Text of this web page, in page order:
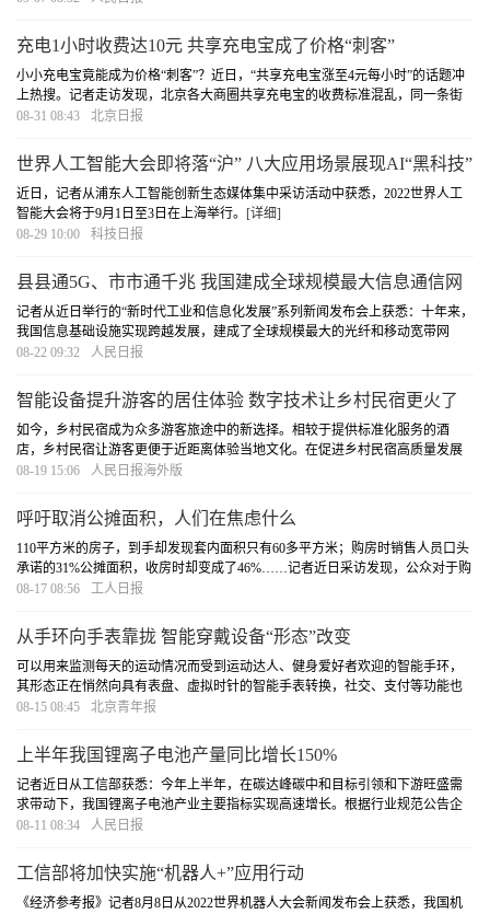
充电1小时收费达10元 共享充电宝成了价格“刺客”
小小充电宝竟能成为价格“刺客”？近日，“共享充电宝涨至4元每小时”的话题冲
上热搜。记者走访发现，北京各大商圈共享充电宝的收费标准混乱，同一条街
同一品牌，收费价格也不相同。共享充电宝越来越贵，但充电宝企业的日子并
08-31 08:43 北京日报
世界人工智能大会即将落“沪” 八大应用场景展现AI“黑科技”
近日，记者从浦东人工智能创新生态媒体集中采访活动中获悉，2022世界人工
智能大会将于9月1日至3日在上海举行。 [详细]
08-29 10:00
科技日报
县县通5G、市市通千兆 我国建成全球规模最大信息通信网
络
记者从近日举行的“新时代工业和信息化发展”系列新闻发布会上获悉：十年来，
我国信息基础设施实现跨越发展，建成了全球规模最大的光纤和移动宽带网
络，全国已实现“村村通宽带”“县县通5G”“市市通千兆”。
08-22 09:32 人民日报
智能设备提升游客的居住体验 数字技术让乡村民宿更火了
如今，乡村民宿成为众多游客旅途中的新选择。相较于提供标准化服务的酒
店，乡村民宿让游客更便于近距离体验当地文化。在促进乡村民宿高质量发展
过程中，数字化、智能化手段提供了有力支持。互联网平台成为吸引客源的重
08-19 15:06 人民日报海外版
呼吁取消公摊面积，人们在焦虑什么
110平方米的房子，到手却发现套内面积只有60多平方米；购房时销售人员口头
承诺的31%公摊面积，收房时却变成了46%……记者近日采访发现，公众对于购
房时需要承担公摊面积费用多有诟病，不少人担心存在“消费暗区”。在这样的背
08-17 08:56 工人日报
从手环向手表靠拢 智能穿戴设备“形态”改变
可以用来监测每天的运动情况而受到运动达人、健身爱好者欢迎的智能手环，
其形态正在悄然向具有表盘、虚拟时针的智能手表转换，社交、支付等功能也
成为该类智能穿戴设备的标配。
08-15 08:45 北京青年报
上半年我国锂离子电池产量同比增长150%
记者近日从工信部获悉：今年上半年，在碳达峰碳中和目标引领和下游旺盛需
求带动下，我国锂离子电池产业主要指标实现高速增长。根据行业规范公告企
业信息和行业协会测算，上半年我国锂离子电池产量超过280吉瓦时，同比增长
08-11 08:34 人民日报
工信部将加快实施“机器人+”应用行动
《经济参考报》记者8月8日从2022世界机器人大会新闻发布会上获悉，我国机